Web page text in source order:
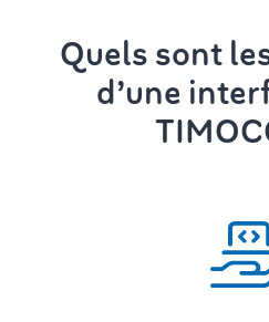
Quels sont
d’une